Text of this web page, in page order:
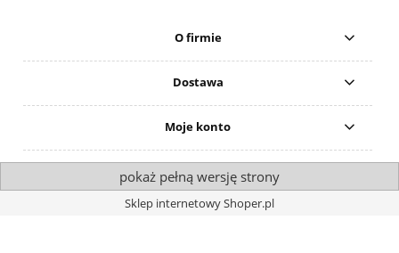
O firmie
Dostawa
Moje konto
pokaż pełną wersję strony
Sklep internetowy Shoper.pl